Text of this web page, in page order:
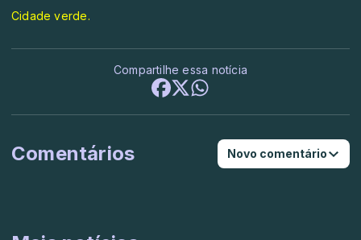
Cidade verde.
Compartilhe essa notícia
Comentários Novo comentário